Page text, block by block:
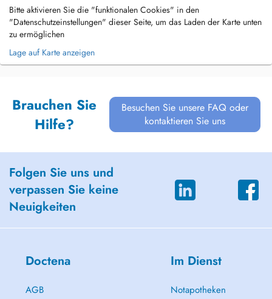
Bitte aktivieren Sie die "funktionalen Cookies" in den
"Datenschutzeinstellungen" dieser Seite, um das Laden der Karte unten
zu ermöglichen
Lage auf Karte anzeigen
Brauchen Sie
Hilfe?
Besuchen Sie unsere FAQ oder
kontaktieren Sie uns
Folgen Sie uns und
verpassen Sie keine
Neuigkeiten
Doctena
AGB
Im Dienst
Notapotheken